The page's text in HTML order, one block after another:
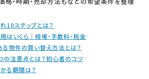
10ステップとは？
はいくら｜相場・手数料・税金
物件の買い替え方法とは？
の注意点とは？初心者のコツ
る期間は？